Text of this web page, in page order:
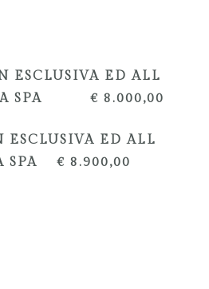
ED ALL
SPA € 8.000,00
ED ALL
SPA € 8.900,00